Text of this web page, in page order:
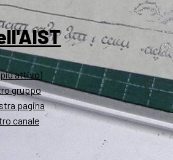
più attivo)
gruppo
pagina
canale